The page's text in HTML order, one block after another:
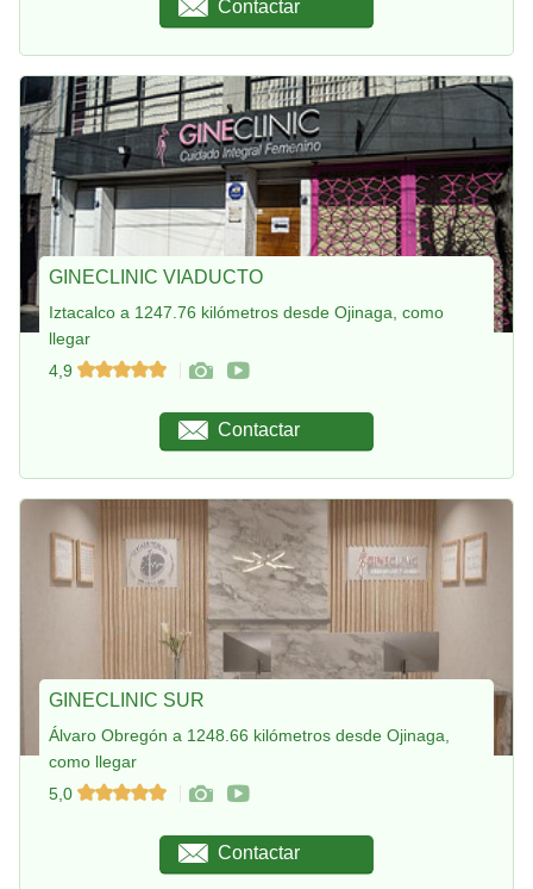
Contactar
GINECLINIC VIADUCTO
Iztacalco a 1247.76 kilómetros desde Ojinaga, como
llegar
4,9
Contactar
GINECLINIC SUR
Álvaro Obregón a 1248.66 kilómetros desde Ojinaga,
como llegar
5,0
Contactar